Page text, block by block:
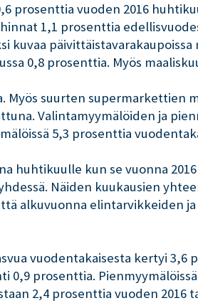
prosenttia vuoden 2016
1,1 prosenttia
kuvaa päivittäistavarakaupoissa
0,8 prosenttia. Myös
Myös suurten supermarkettien
Valintamyymälöiden ja
5,3 prosenttia
huhtikuulle kun se vuonna
Näiden kuukausien
alkuvuonna elintarvikkeiden
vuodentakaisesta kertyi 3,6
0,9 prosenttia. Pienmyymälöissä
2,4 prosenttia vuoden 2016